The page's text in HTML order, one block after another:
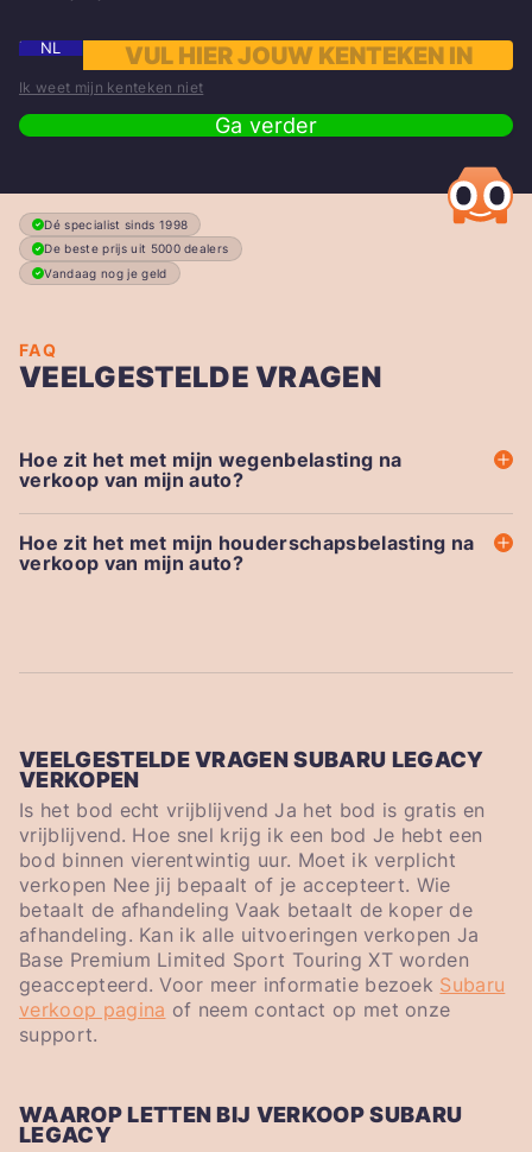
NL
Ik weet mijn kenteken niet
Ga verder
Dé specialist sinds 1998
De beste prijs uit 5000 dealers
Vandaag nog je geld
FAQ
VEELGESTELDE VRAGEN
Hoe zit het met mijn wegenbelasting na
verkoop van mijn auto?
Hoe zit het met mijn houderschapsbelasting na
verkoop van mijn auto?
VEELGESTELDE VRAGEN SUBARU LEGACY
VERKOPEN
Is het bod echt vrijblijvend Ja het bod is gratis en
vrijblijvend. Hoe snel krijg ik een bod Je hebt een
bod binnen vierentwintig uur. Moet ik verplicht
verkopen Nee jij bepaalt of je accepteert. Wie
betaalt de afhandeling Vaak betaalt de koper de
afhandeling. Kan ik alle uitvoeringen verkopen Ja
Base Premium Limited Sport Touring XT worden
geaccepteerd. Voor meer informatie bezoek Subaru
verkoop pagina of neem contact op met onze
support.
WAAROP LETTEN BIJ VERKOOP SUBARU
LEGACY